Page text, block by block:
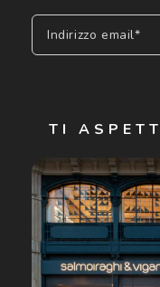
Indirizzo email*
Cliccando su
acconsento
Luxottica Group
ed altre
Informativa sulla
TI